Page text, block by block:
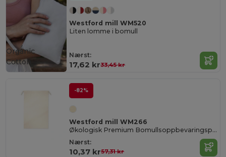
Westford mill WM520
Liten lomme i bomull
Nærst:
17,62 kr33,45 kr
Organic
Cotton
-82%
Westford mill WM266
Økologisk Premium Bomullsoppbevaringspose
Nærst:
10,37 kr57,31 kr